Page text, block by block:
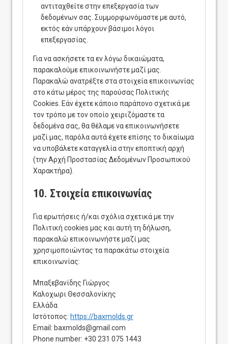
αντιταχθείτε στην επεξεργασία των
δεδομένων σας. Συμμορφωνόμαστε με αυτό,
εκτός εάν υπάρχουν βάσιμοι λόγοι
επεξεργασίας.
Για να ασκήσετε τα εν λόγω δικαιώματα,
παρακαλούμε επικοινωνήστε μαζί μας.
Παρακαλώ ανατρέξτε στα στοιχεία επικοινωνίας
στο κάτω μέρος της παρούσας Πολιτικής
Cookies. Εάν έχετε κάποιο παράπονο σχετικά με
τον τρόπο με τον οποίο χειριζόμαστε τα
δεδομένα σας, θα θέλαμε να επικοινωνήσετε
μαζί μας, παρόλα αυτά έχετε επίσης το δικαίωμα
να υποβάλετε καταγγελία στην εποπτική αρχή
(την Αρχή Προστασίας Δεδομένων Προσωπικού
Χαρακτήρα).
10. Στοιχεία επικοινωνίας
Για ερωτήσεις ή/και σχόλια σχετικά με την
Πολιτική cookies μας και αυτή τη δήλωση,
παρακαλώ επικοινωνήστε μαζί μας
χρησιμοποιώντας τα παρακάτω στοιχεία
επικοινωνίας:
Μπαξεβανίδης Γιώργος
Καλοχωρι Θεσσαλονίκης
Ελλάδα
Ιστότοπος: https://baxmolds.gr
Email: baxmolds@gmail.com
Phone number: +30 231 075 1443